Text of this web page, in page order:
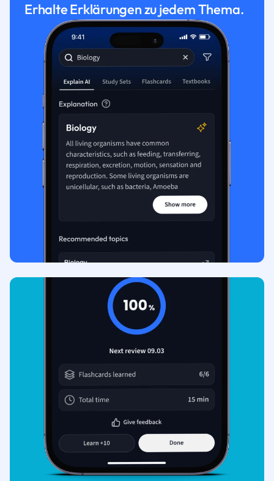
Erhalte Erklärungen zu jedem Thema.